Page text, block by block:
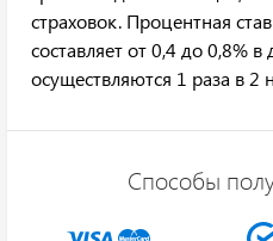
страховок. Процентная
составляет от 0,4 до 0,8%
осуществляются 1 раза в 2
Способы